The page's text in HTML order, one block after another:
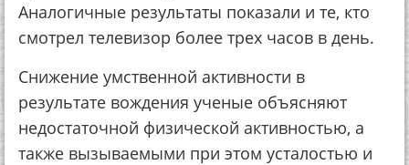
Аналогичные результаты показали и те, кто
смотрел телевизор более трех часов в день.
Снижение умственной активности в
результате вождения ученые объясняют
недостаточной физической активностью, а
также вызываемыми при этом усталостью и